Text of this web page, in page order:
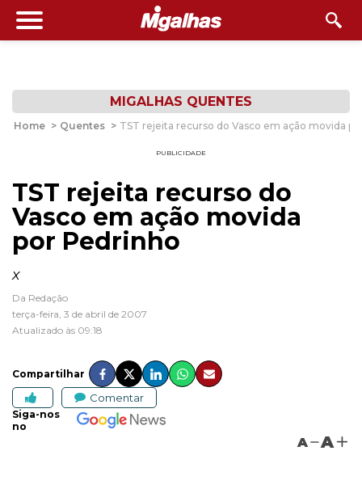
MIGALHAS QUENTES
Home > Quentes > TST rejeita recurso do Vasco em ação movida
PUBLICIDADE
TST rejeita recurso do
Vasco em ação movida
por Pedrinho
x
Da Redação
terça-feira, 3 de abril de 2007
Atualizado às 09:18
Compartilhar
Comentar
Siga-nos
no
A A